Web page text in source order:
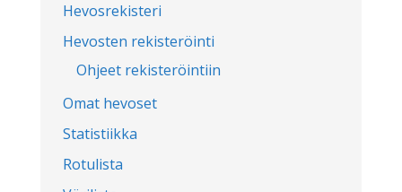
Hevosrekisteri
Hevosten rekisteröinti
Ohjeet rekisteröintiin
Omat hevoset
Statistiikka
Rotulista